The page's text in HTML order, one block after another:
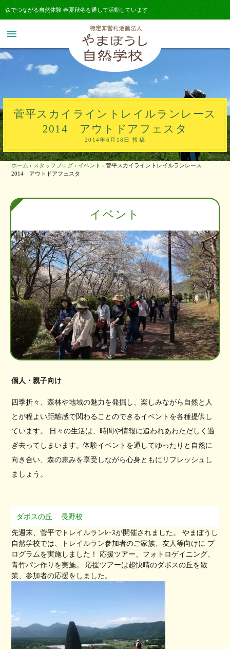
森でつながる自然体験 春夏秋冬を通して活動しています
menu
菅平スカイライントレイルランレース
2014 アウトドアフェスタ
2014年6月18日 投稿
ホーム › スタッフブログ › イベント › 菅平スカイライントレイルランレース
2014 アウトドアフェスタ
イベント
個人・親子向け
四季折々、森林や地域の魅力を発掘し、楽しみながら自然と人
とが程よい距離感で関わることのできるイベントを各種提供し
ています。 日々の生活は、時間や情報に追われあわただしく過
ぎ去ってしまいます。体験イベントを通してゆったりと自然に
向き合い、森の恵みを享受しながら心身ともにリフレッシュし
ましょう。
ダボスの丘 長野校
先週末、菅平でトレイルランﾚｰｽが開催されました。 やまぼうし
自然学校では、トレイルラン参加者のご家族、友人等向けに プ
ログラムを実施しました！ 応援ツアー、フォトロゲイニング、
青竹パン作りを実施。 応援ツアーは超快晴のダボスの丘を散
策、参加者の応援をしました。